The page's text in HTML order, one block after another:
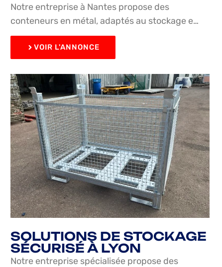
Notre entreprise à Nantes propose des
conteneurs en métal, adaptés au stockage e…
VOIR L'ANNONCE
SOLUTIONS DE STOCKAGE
SÉCURISÉ À LYON
Notre entreprise spécialisée propose des